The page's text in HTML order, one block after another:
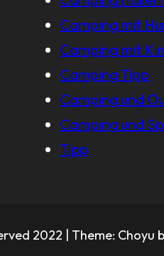
Camping mit
Camping mit
Camping Tipp
Camping und
Camping und
Tipp
2022 | Theme: Choyu